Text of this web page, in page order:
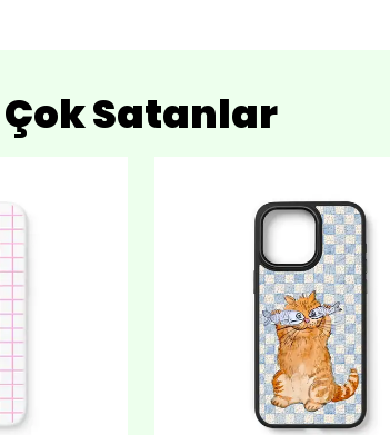
Çok Satanlar